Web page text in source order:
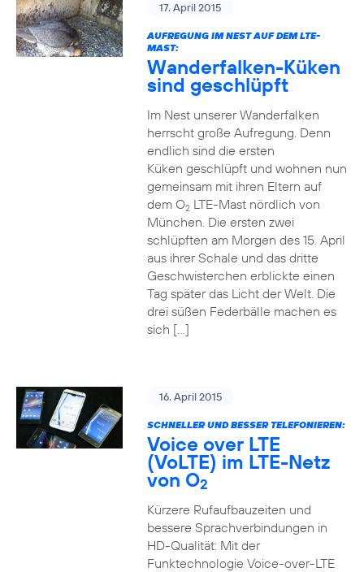
17. April 2015
AUFREGUNG IM NEST AUF DEM LTE-
MAST:
Wanderfalken-Küken
sind geschlüpft
Im Nest unserer Wanderfalken
herrscht große Aufregung. Denn
endlich sind die ersten
Küken geschlüpft und wohnen nun
gemeinsam mit ihren Eltern auf
dem O2LTE-Mast nördlich von
München. Die ersten zwei
schlüpften am Morgen des 15. April
aus ihrer Schale und das dritte
Geschwisterchen erblickte einen
Tag später das Licht der Welt. Die
drei süßen Federbälle machen es
sich […]
16. April 2015
SCHNELLER UND BESSER TELEFONIEREN:
Voice over LTE
(VoLTE) im LTE-Netz
von O2
Kürzere Rufaufbauzeiten und
bessere Sprachverbindungen in
HD-Qualität: Mit der
Funktechnologie Voice-over-LTE